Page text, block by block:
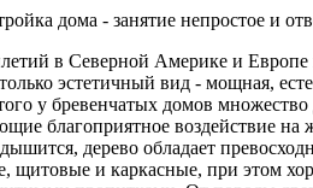
дома - занятие непростое и
в Северной Америке и
эстетичный вид - мощная,
у бревенчатых домов
благоприятное воздействие
дерево обладает
щитовые и каркасные, при этом